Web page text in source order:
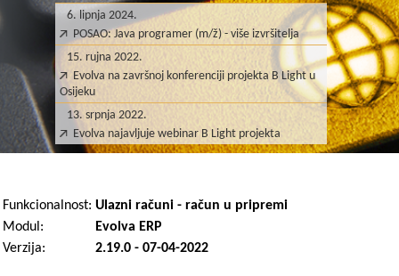
6. lipnja 2024.
POSAO: Java programer (m/ž) - više izvršitelja
15. rujna 2022.
Evolva na završnoj konferenciji projekta B Light u
Osijeku
13. srpnja 2022.
Evolva najavljuje webinar B Light projekta
Funkcionalnost: Ulazni računi - račun u pripremi
Modul:
Evolva ERP
Verzija:
2.19.0 - 07-04-2022